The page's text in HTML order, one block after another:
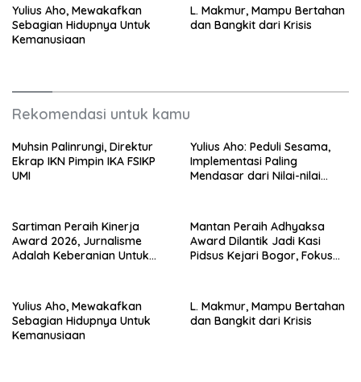
Yulius Aho, Mewakafkan
Sebagian Hidupnya Untuk
Kemanusiaan
L. Makmur, Mampu Bertahan
dan Bangkit dari Krisis
Rekomendasi untuk kamu
Muhsin Palinrungi, Direktur
Ekrap IKN Pimpin IKA FSIKP
UMI
Yulius Aho: Peduli Sesama,
Implementasi Paling
Mendasar dari Nilai-nilai
Sartiman Peraih Kinerja
Award 2026, Jurnalisme
Adalah Keberanian Untuk
Mantan Peraih Adhyaksa
Award Dilantik Jadi Kasi
Pidsus Kejari Bogor, Fokus
Yulius Aho, Mewakafkan
Sebagian Hidupnya Untuk
Kemanusiaan
L. Makmur, Mampu Bertahan
dan Bangkit dari Krisis